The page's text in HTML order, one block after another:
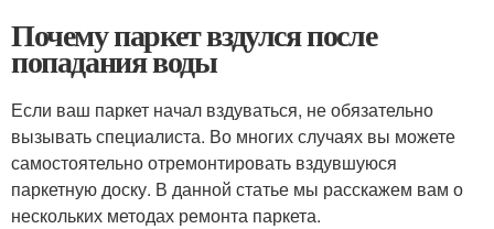
Почему паркет вздулся после
попадания воды
Если ваш паркет начал вздуваться, не обязательно
вызывать специалиста. Во многих случаях вы можете
самостоятельно отремонтировать вздувшуюся
паркетную доску. В данной статье мы расскажем вам о
нескольких методах ремонта паркета.